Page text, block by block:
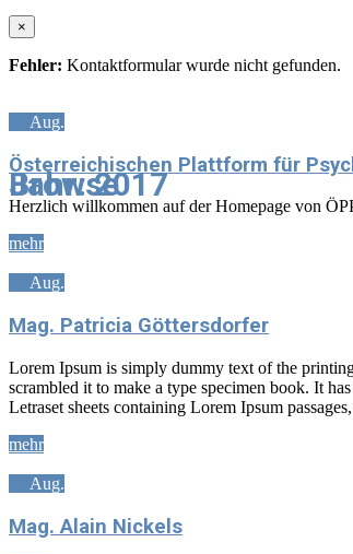
×
Fehler: Kontaktformular wurde nicht gefunden.
Jahr:2017
Browse
Aug.
Österreichischen Plattform für
Herzlich willkommen auf der Homepage von
mehr
Aug.
Mag. Patricia Göttersdorfer
Lorem Ipsum is simply dummy text of the
scrambled it to make a type specimen book. It
Letraset sheets containing Lorem Ipsum
mehr
Aug.
Mag. Alain Nickels